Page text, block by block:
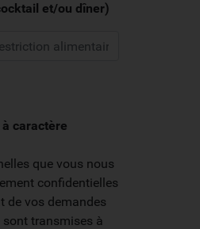
et/ou dîner)
caractère
que vous nous
confidentielles
de vos demandes
sont transmises à